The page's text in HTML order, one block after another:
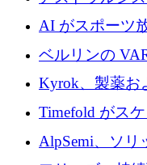
素の世界的な
ンドを調達
AI がスポーツ
が 2,000 万ユ
ベルリンの
を拡張するた
Kyrok、製薬お
に AI を導入す
Timefold がス
ラクチャを拡
1,300 万ドルを
AlpSemi、ソリ